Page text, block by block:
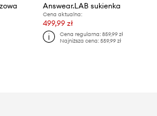
Answear.LAB sukienka
Cena aktualna:
499,99 zł
Cena regularna: 859,99 zł
Najniższa cena: 559,99 zł